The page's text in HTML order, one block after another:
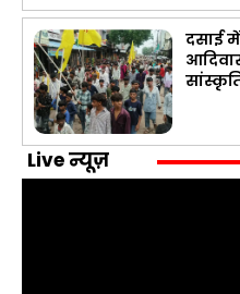
दसाई
Live न्यूज़